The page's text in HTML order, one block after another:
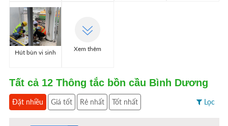
Hút bùn vi sinh Xem thêm
Tất cả 12 Thông tắc bồn cầu Bình Dương
Đặt nhiều Giá tốt Rẻ nhất Tốt nhất Lọc